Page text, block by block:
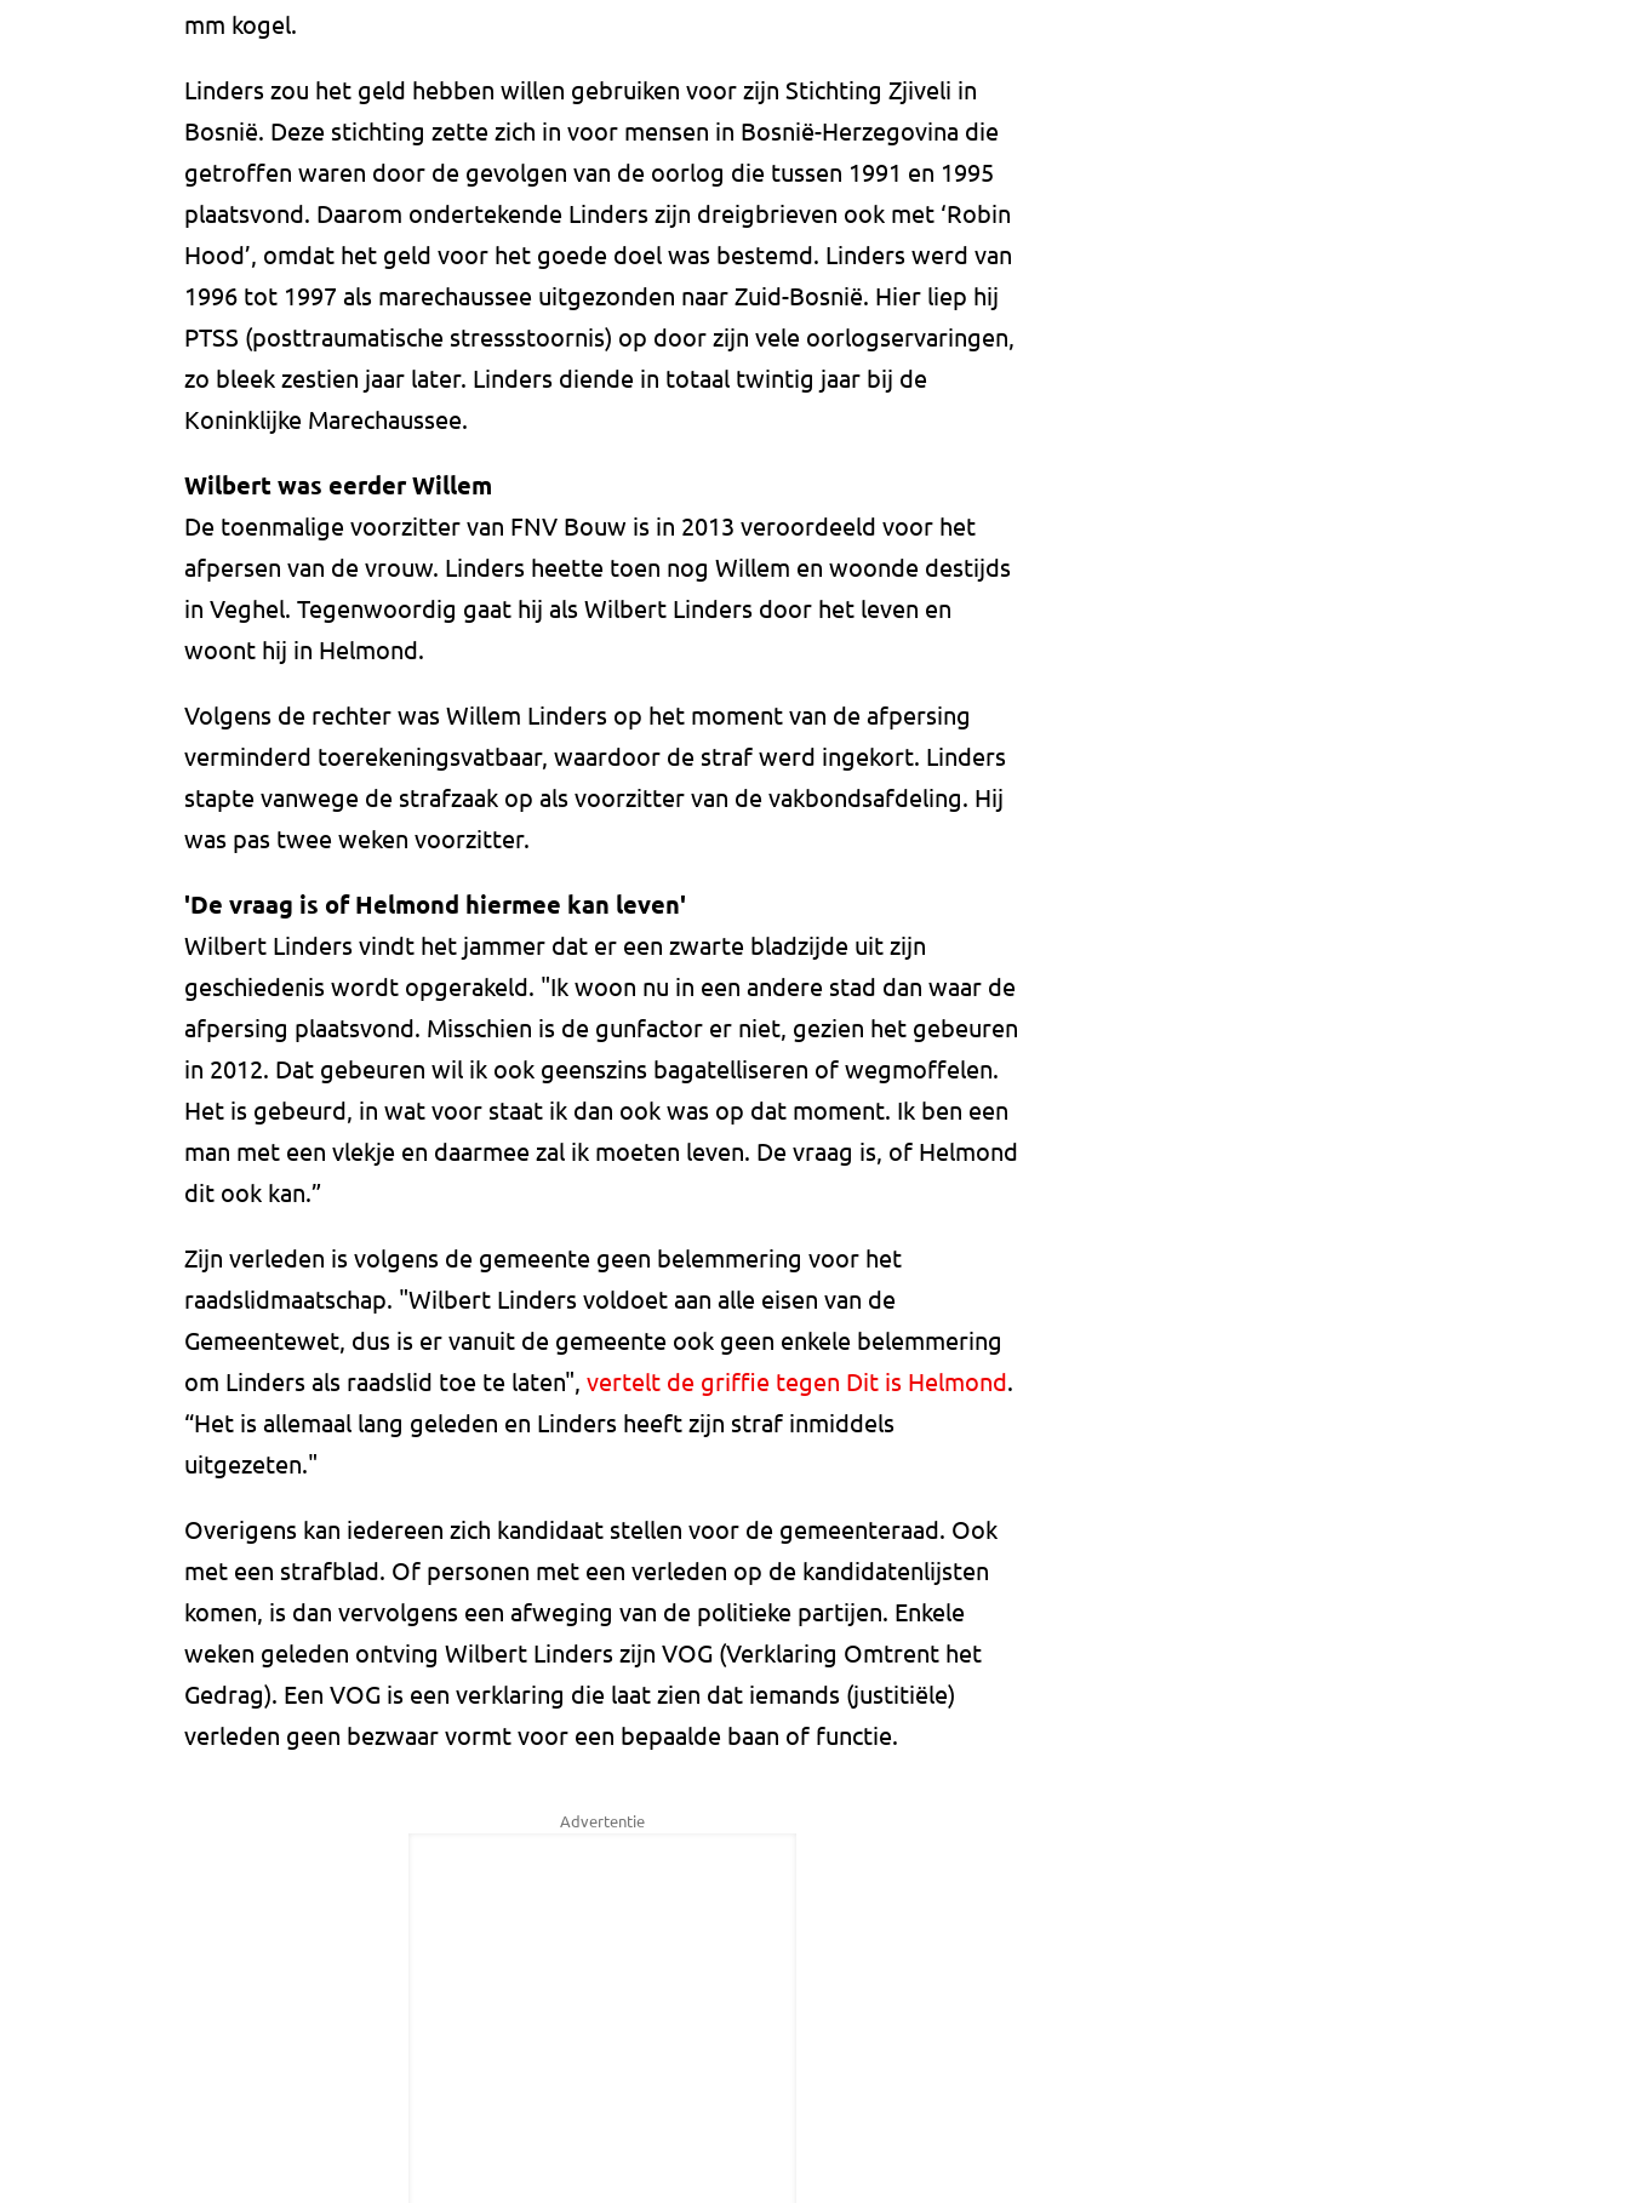
mm kogel.
Linders zou het geld hebben willen gebruiken voor zijn Stichting Zjiveli in
Bosnië. Deze stichting zette zich in voor mensen in Bosnië-Herzegovina die
getroffen waren door de gevolgen van de oorlog die tussen 1991 en 1995
plaatsvond. Daarom ondertekende Linders zijn dreigbrieven ook met ‘Robin
Hood’, omdat het geld voor het goede doel was bestemd. Linders werd van
1996 tot 1997 als marechaussee uitgezonden naar Zuid-Bosnië. Hier liep hij
PTSS (posttraumatische stressstoornis) op door zijn vele oorlogservaringen,
zo bleek zestien jaar later. Linders diende in totaal twintig jaar bij de
Koninklijke Marechaussee.
Wilbert was eerder Willem
De toenmalige voorzitter van FNV Bouw is in 2013 veroordeeld voor het
afpersen van de vrouw. Linders heette toen nog Willem en woonde destijds
in Veghel. Tegenwoordig gaat hij als Wilbert Linders door het leven en
woont hij in Helmond.
Volgens de rechter was Willem Linders op het moment van de afpersing
verminderd toerekeningsvatbaar, waardoor de straf werd ingekort. Linders
stapte vanwege de strafzaak op als voorzitter van de vakbondsafdeling. Hij
was pas twee weken voorzitter.
'De vraag is of Helmond hiermee kan leven'
Wilbert Linders vindt het jammer dat er een zwarte bladzijde uit zijn
geschiedenis wordt opgerakeld. "Ik woon nu in een andere stad dan waar de
afpersing plaatsvond. Misschien is de gunfactor er niet, gezien het gebeuren
in 2012. Dat gebeuren wil ik ook geenszins bagatelliseren of wegmoffelen.
Het is gebeurd, in wat voor staat ik dan ook was op dat moment. Ik ben een
man met een vlekje en daarmee zal ik moeten leven. De vraag is, of Helmond
dit ook kan.”
Zijn verleden is volgens de gemeente geen belemmering voor het
raadslidmaatschap. "Wilbert Linders voldoet aan alle eisen van de
Gemeentewet, dus is er vanuit de gemeente ook geen enkele belemmering
om Linders als raadslid toe te laten", vertelt de griffie tegen Dit is Helmond.
“Het is allemaal lang geleden en Linders heeft zijn straf inmiddels
uitgezeten."
Overigens kan iedereen zich kandidaat stellen voor de gemeenteraad. Ook
met een strafblad. Of personen met een verleden op de kandidatenlijsten
komen, is dan vervolgens een afweging van de politieke partijen. Enkele
weken geleden ontving Wilbert Linders zijn VOG (Verklaring Omtrent het
Gedrag). Een VOG is een verklaring die laat zien dat iemands (justitiële)
verleden geen bezwaar vormt voor een bepaalde baan of functie.
Advertentie